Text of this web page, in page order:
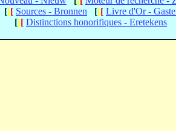
[[[ Sources - Bronnen [[[ Livre d'Or -
[[[ Distinctions honorifiques - Eretekens